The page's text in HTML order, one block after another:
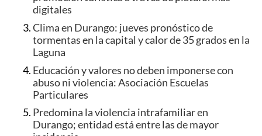
digitales
Clima en Durango: jueves pronóstico de
tormentas en la capital y calor de 35 grados en la
Laguna
Educación y valores no deben imponerse con
abuso ni violencia: Asociación Escuelas
Particulares
Predomina la violencia intrafamiliar en
Durango; entidad está entre las de mayor